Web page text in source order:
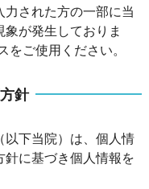
力された方の一部に当
が発生しておりま
ご使用ください。
針
下当院）は、個人情
に基づき個人情報を